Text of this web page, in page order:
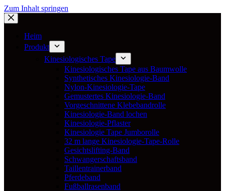
Zum Inhalt springen
Heim
Produkt
Kinesiologisches Tape
Kinesiologisches Tape aus Baumwolle
Synthetisches Kinesiologie-Band
Nylon-Kinesiologie-Tape
Gemustertes Kinesiologie-Band
Vorgeschnittene Klebebandrolle
Kinesiologie-Band lochen
Kinesiologie-Pflaster
Kinesiologie Tape Jumborolle
32 m lange Kinesiologie-Tape-Rolle
Gesichtslifting-Band
Schwangerschaftsband
Taillentrainerband
Pferdeband
Fußballrasenband